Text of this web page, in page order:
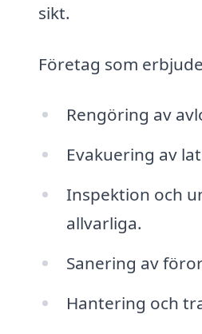
sikt.
Företag som
Rengöring av
Evakuering av
Inspektion och
allvarliga.
Sanering av
Hantering och